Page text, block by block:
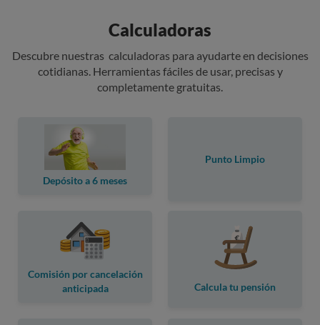
Calculadoras
Descubre nuestras calculadoras para ayudarte en decisiones
cotidianas. Herramientas fáciles de usar, precisas y
completamente gratuitas.
Depósito a 6 meses
Punto Limpio
Comisión por cancelación
anticipada
Calcula tu pensión